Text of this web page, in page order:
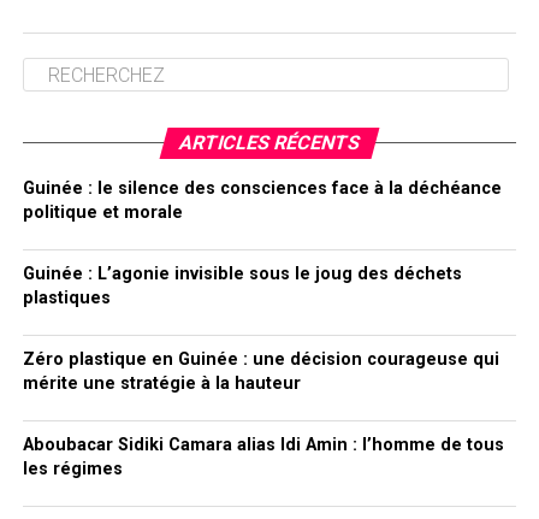
ARTICLES RÉCENTS
Guinée : le silence des consciences face à la déchéance
politique et morale
Guinée : L’agonie invisible sous le joug des déchets
plastiques
Zéro plastique en Guinée : une décision courageuse qui
mérite une stratégie à la hauteur
Aboubacar Sidiki Camara alias Idi Amin : l’homme de tous
les régimes